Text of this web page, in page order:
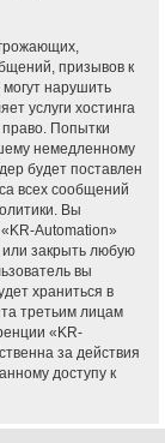
призывов к
нарушить
услуги хостинга
Попытки
немедленному
будет поставлен
всех сообщений
Вы
Automation»
или закрыть любую
вы
храниться в
третьим лицам
«KR-
за действия
доступу к